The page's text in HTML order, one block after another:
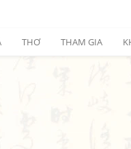
THƠ THAM GIA